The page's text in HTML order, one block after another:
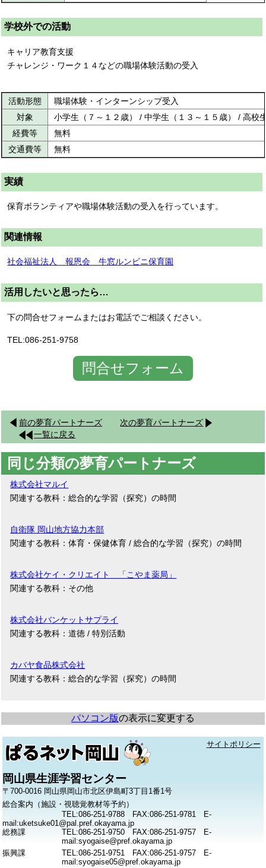
学校外での活動
キャリア教育支援
チャレンジ・ワーク１４などの職場体験活動の受入
活動形態
職場体験・インターンシップ受入
対象
小学生（７～１２歳） / 中学生（１３～１５歳） / 高校
経費等
無料
交通費等
無料
実績
保育ボランティアや職場体験活動の受入を行っています。
関連情報
社会福祉法人 報恩会 牛窓ルンビニ保育園
活用したいと思ったら…
下の問合せフォームまたはお電話でご相談ください。
TEL:086-251-9758
問合せフォーム
前の夢育パートナーズ
次の夢育パートナーズ
一覧に戻る
同じ分類の夢育パートナーズ
株式会社マルイ
関連する教科：総合的な学習（探究）の時間
自衛隊 岡山地方協力本部
関連する教科：体育・保健体育 / 総合的な学習（探究）の時間
株式会社ケイ・クリエイト 「こやま薬局」
関連する教科：その他
株式会社バンケットサプライ
関連する教科：道徳 / 特別活動
カバヤ食品株式会社
関連する教科：総合的な学習（探究）の時間
パソコン版の表示に変更する
サイトポリシー
岡山県生涯学習センター
〒700-0016 岡山県岡山市北区伊島町3丁目1番1号
総合案内（施設・視聴覚教材等予約）
TEL:086-251-9788 FAX:086-251-9781 E-
mail:uketsuke01@pal.pref.okayama.jp
総務課
TEL:086-251-9750 FAX:086-251-9757 E-
mail:syogaise@pref.okayama.jp
振興課
TEL:086-251-9751 FAX:086-251-9757 E-
mail:syogaise05@pref.okayama.jp